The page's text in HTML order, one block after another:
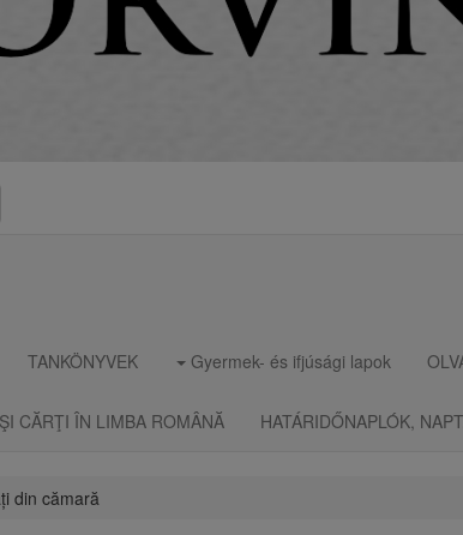
TANKÖNYVEK Gyermek- és ifjúsági lapok
CĂRŢI ÎN LIMBA ROMÂNĂ HATÁRIDŐNAPLÓK,
din cămară